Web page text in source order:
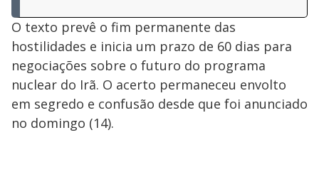
O texto prevê o fim permanente das
hostilidades e inicia um prazo de 60 dias para
negociações sobre o futuro do programa
nuclear do Irã. O acerto permaneceu envolto
em segredo e confusão desde que foi anunciado
no domingo (14).